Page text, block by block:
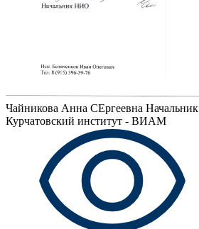
Чайникова Анна СЕргеевна
Курчатовский институт - ВИАМ